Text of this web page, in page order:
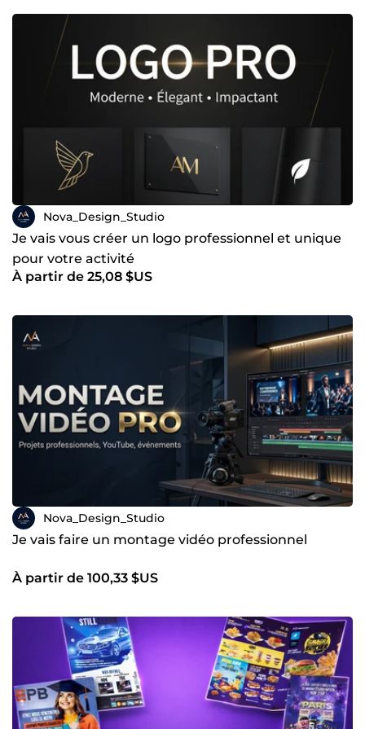
Nova_Design_Studio
Je vais vous créer un logo professionnel et unique
pour votre activité
À partir de 25,08 $US
Nova_Design_Studio
Je vais faire un montage vidéo professionnel
À partir de 100,33 $US